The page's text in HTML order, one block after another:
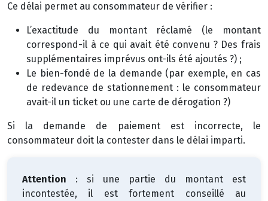
Ce délai permet au consommateur de vérifier :
L’exactitude du montant réclamé (le montant
correspond-il à ce qui avait été convenu ? Des frais
supplémentaires imprévus ont-ils été ajoutés ?) ;
Le bien-fondé de la demande (par exemple, en cas
de redevance de stationnement : le consommateur
avait-il un ticket ou une carte de dérogation ?)
Si la demande de paiement est incorrecte, le
consommateur doit la contester dans le délai imparti.
Attention : si une partie du montant est
incontestée, il est fortement conseillé au